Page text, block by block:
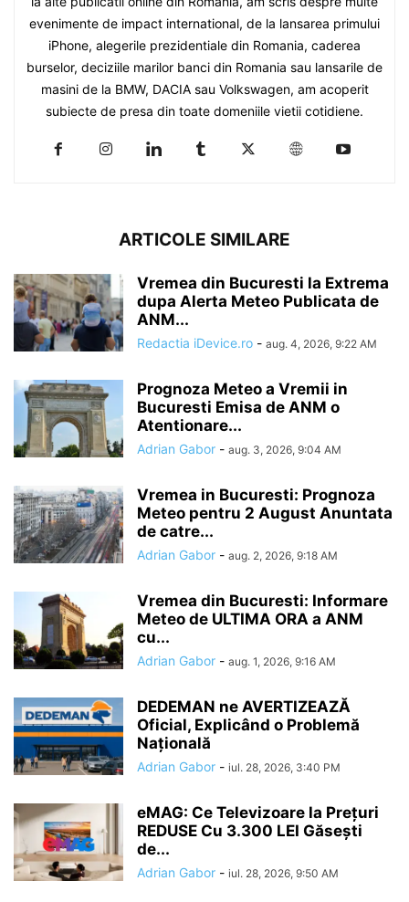
evenimente de impact international, de la lansarea primului
iPhone, alegerile prezidentiale din Romania, caderea
burselor, deciziile marilor banci din Romania sau lansarile de
masini de la BMW, DACIA sau Volkswagen, am acoperit
subiecte de presa din toate domeniile vietii cotidiene.
ARTICOLE SIMILARE
Vremea din Bucuresti la Extrema
dupa Alerta Meteo Publicata de
ANM...
Redactia iDevice.ro - aug. 4, 2026, 9:22 AM
Prognoza Meteo a Vremii in
Bucuresti Emisa de ANM o
Atentionare...
Adrian Gabor - aug. 3, 2026, 9:04 AM
Vremea in Bucuresti: Prognoza
Meteo pentru 2 August Anuntata
de catre...
Adrian Gabor - aug. 2, 2026, 9:18 AM
Vremea din Bucuresti: Informare
Meteo de ULTIMA ORA a ANM
cu...
Adrian Gabor - aug. 1, 2026, 9:16 AM
DEDEMAN ne AVERTIZEAZĂ
Oficial, Explicând o Problemă
Națională
Adrian Gabor - iul. 28, 2026, 3:40 PM
eMAG: Ce Televizoare la Prețuri
REDUSE Cu 3.300 LEI Găsești
de...
Adrian Gabor - iul. 28, 2026, 9:50 AM